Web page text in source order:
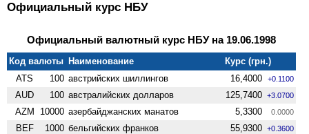
Официальный курс НБУ
Официальный валютный курс НБУ на 19.06.1998
Код валюты Наименование
Курс (грн.)
ATS
100 австрийских шиллингов 16,4000 +0.1100
AUD 100 австралийских долларов 125,7400 +3.0700
AZM 10000 азербайджанских манатов 5,3300 0.0000
BEF 1000 бельгийских франков 55,9300 +0.3600